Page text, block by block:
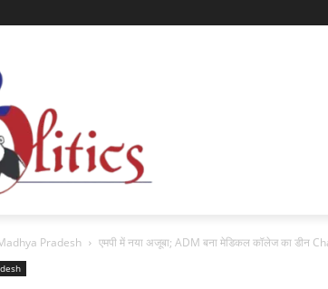
Pradesh एमपी में नया अजूबा; ADM बना मेडिकल कॉलेज का डीन